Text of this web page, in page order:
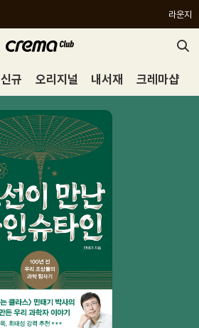
라운지
신규 오리지널 내서재 크레마샵